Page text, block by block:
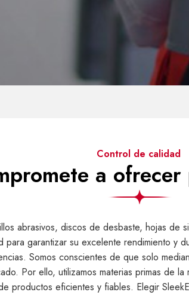
Control de calidad
a
abrasivos, discos de desbaste, hojas de
garantizar su excelente rendimiento y
Somos conscientes de que solo
Por ello, utilizamos materias primas de
productos eficientes y fiables. Elegir